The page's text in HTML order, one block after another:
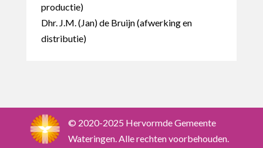
productie)
Dhr. J.M. (Jan) de Bruijn (afwerking en
distributie)
© 2020-2025 Hervormde Gemeente
Wateringen. Alle rechten voorbehouden.